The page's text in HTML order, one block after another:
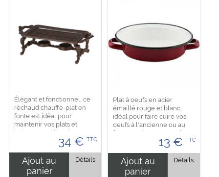
Élégant et fonctionnel, ce
réchaud chauffe-plat en
fonte est idéal pour
maintenir vos plats et
boissons au chaud avec
raffinement. Son design
rectangulaire travaillé, ses
pieds décoratifs et...
34 € TTC
Ajout au
panier
Détails
Plat à oeufs en acier
émaillé rouge et blanc,
idéal pour faire cuire vos
oeufs à l'ancienne ou au
four, convient sur tous les
feux, fonctionne aussi sur
toutes les plaques dont
l'induction....
13€ TTC
Ajout au
panier
Détails